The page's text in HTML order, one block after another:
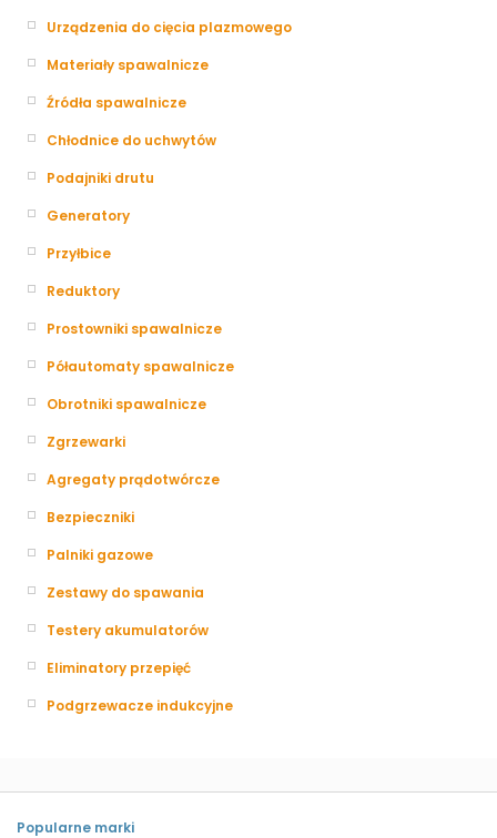
Urządzenia do cięcia plazmowego
Materiały spawalnicze
Źródła spawalnicze
Chłodnice do uchwytów
Podajniki drutu
Generatory
Przyłbice
Reduktory
Prostowniki spawalnicze
Półautomaty spawalnicze
Obrotniki spawalnicze
Zgrzewarki
Agregaty prądotwórcze
Bezpieczniki
Palniki gazowe
Zestawy do spawania
Testery akumulatorów
Eliminatory przepięć
Podgrzewacze indukcyjne
Popularne marki